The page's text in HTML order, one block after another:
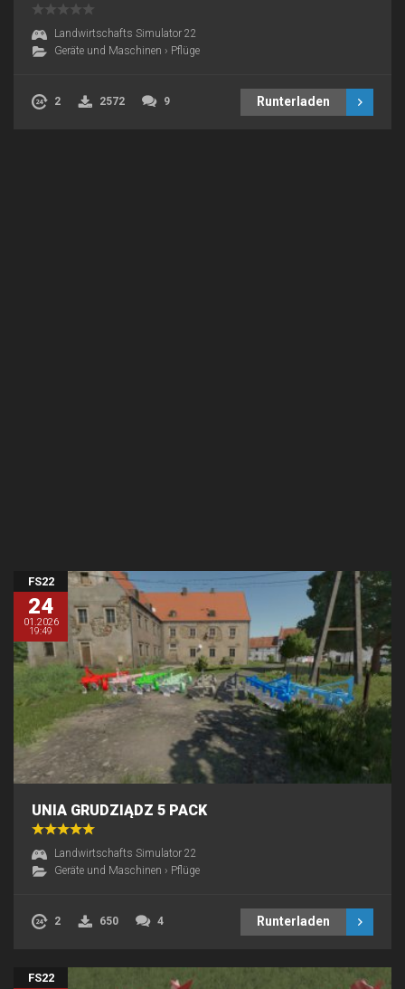
Landwirtschafts Simulator 22
Geräte und Maschinen › Pflüge
2 2572 9 Runterladen
FS22
24
01.2026
19:49
UNIA GRUDZIĄDZ 5 PACK
Landwirtschafts Simulator 22
Geräte und Maschinen › Pflüge
2 650 4 Runterladen
FS22